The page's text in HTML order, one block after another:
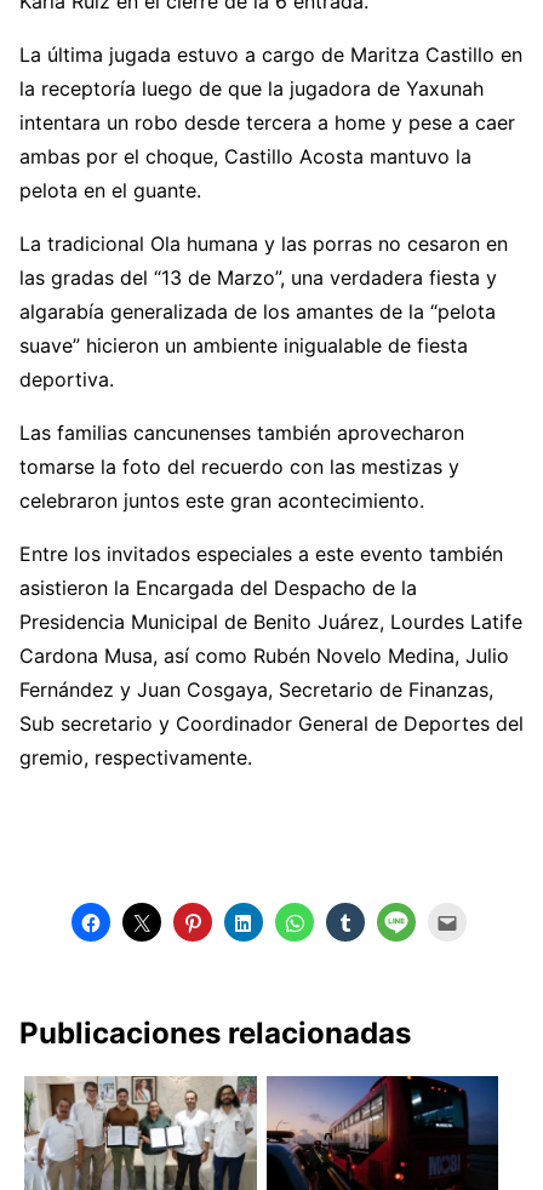
La última jugada estuvo a cargo de Maritza Castillo en
la receptoría luego de que la jugadora de Yaxunah
intentara un robo desde tercera a home y pese a caer
ambas por el choque, Castillo Acosta mantuvo la
pelota en el guante.
La tradicional Ola humana y las porras no cesaron en
las gradas del “13 de Marzo”, una verdadera fiesta y
algarabía generalizada de los amantes de la “pelota
suave” hicieron un ambiente inigualable de fiesta
deportiva.
Las familias cancunenses también aprovecharon
tomarse la foto del recuerdo con las mestizas y
celebraron juntos este gran acontecimiento.
Entre los invitados especiales a este evento también
asistieron la Encargada del Despacho de la
Presidencia Municipal de Benito Juárez, Lourdes Latife
Cardona Musa, así como Rubén Novelo Medina, Julio
Fernández y Juan Cosgaya, Secretario de Finanzas,
Sub secretario y Coordinador General de Deportes del
gremio, respectivamente.
Publicaciones relacionadas